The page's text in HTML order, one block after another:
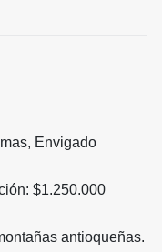
Envigado
$1.250.000
antioqueñas.